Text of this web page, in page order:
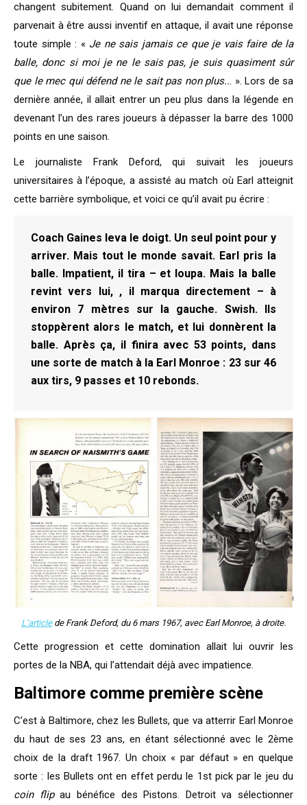
changent subitement. Quand on lui demandait comment il
parvenait à être aussi inventif en attaque, il avait une réponse
toute simple : « Je ne sais jamais ce que je vais faire de la
balle, donc si moi je ne le sais pas, je suis quasiment sûr
que le mec qui défend ne le sait pas non plus... ». Lors de sa
dernière année, il allait entrer un peu plus dans la légende en
devenant l’un des rares joueurs à dépasser la barre des 1000
points en une saison.
Le journaliste Frank Deford, qui suivait les joueurs
universitaires à l’époque, a assisté au match où Earl atteignit
cette barrière symbolique, et voici ce qu’il avait pu écrire :
Coach Gaines leva le doigt. Un seul point pour y
arriver. Mais tout le monde savait. Earl pris la
balle. Impatient, il tira – et loupa. Mais la balle
revint vers lui, , il marqua directement – à
environ 7 mètres sur la gauche. Swish. Ils
stoppèrent alors le match, et lui donnèrent la
balle. Après ça, il finira avec 53 points, dans
une sorte de match à la Earl Monroe : 23 sur 46
aux tirs, 9 passes et 10 rebonds.
L’articlede Frank Deford, du 6 mars 1967, avec Earl Monroe, à droite.
Cette progression et cette domination allait lui ouvrir les
portes de la NBA, qui l’attendait déjà avec impatience.
Baltimore comme première scène
C’est à Baltimore, chez les Bullets, que va atterrir Earl Monroe
du haut de ses 23 ans, en étant sélectionné avec le 2ème
choix de la draft 1967. Un choix « par défaut » en quelque
sorte : les Bullets ont en effet perdu le 1st pick par le jeu du
coin flipau bénéfice des Pistons. Detroit va sélectionner